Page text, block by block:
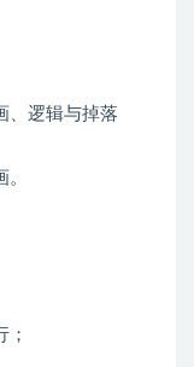
、逻辑与掉落
；